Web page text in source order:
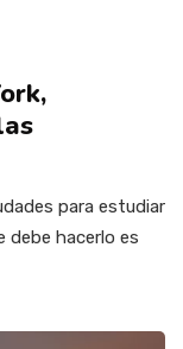
para estudiar
debe hacerlo es